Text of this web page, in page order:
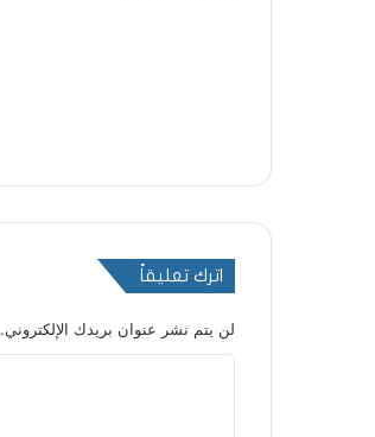
اترك تعليقاً
لن يتم نشر عنوان بريدك الإلكتروني.